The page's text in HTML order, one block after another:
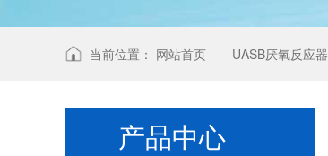
当前位置： 网站首页 - UASB厌氧反应器
产品中心